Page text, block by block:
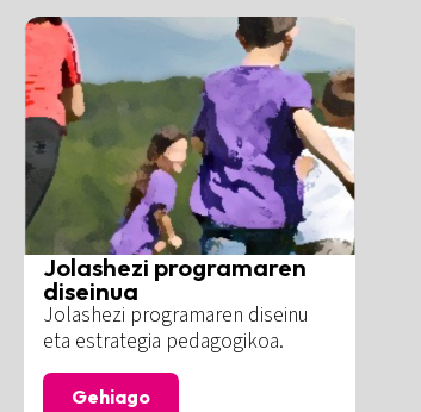
Jolashezi programaren
diseinua
Jolashezi programaren diseinu
eta estrategia pedagogikoa.
Gehiago